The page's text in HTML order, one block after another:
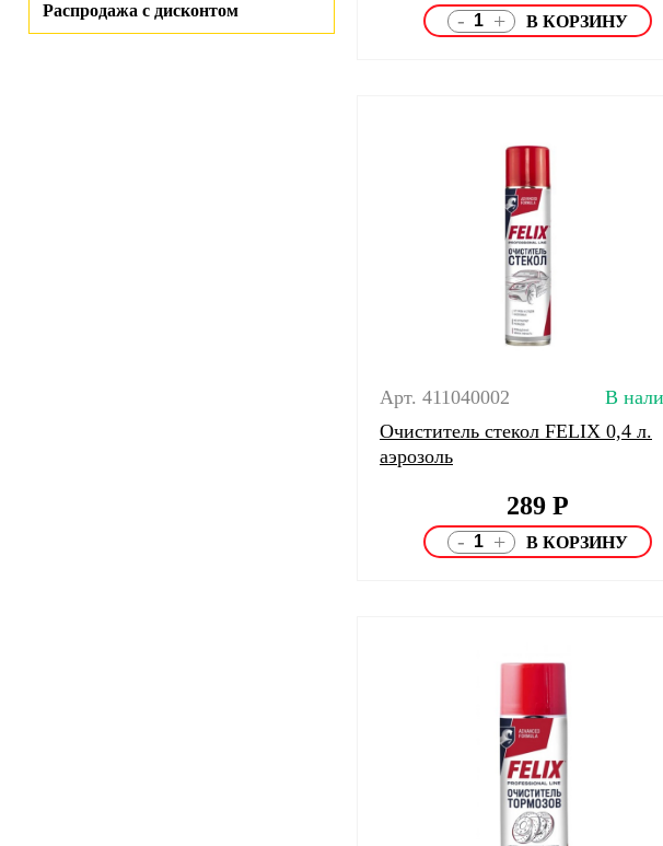
Распродажа с дисконтом - +
Арт. 411040002
В
Очиститель стекол FELIX 0,4 л.
аэрозоль
289 Р
- +